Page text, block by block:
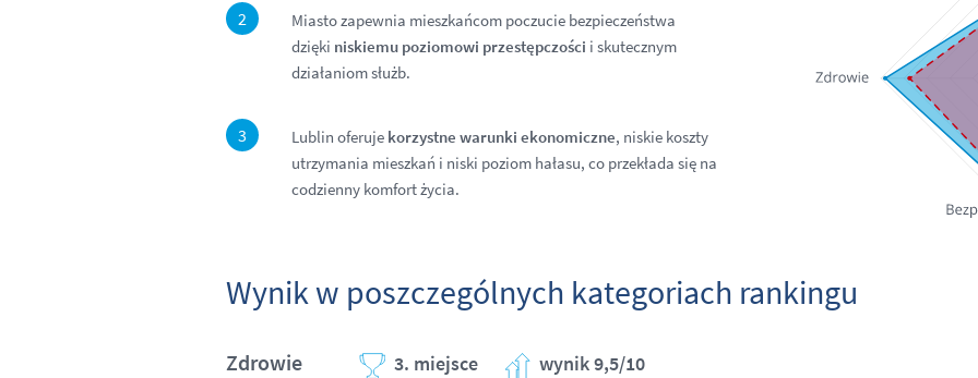
Miasto zapewnia mieszkańcom poczucie bezpieczeństwa
dzięki niskiemu poziomowi przestępczości i skutecznym
działaniom służb.
Lublin oferuje korzystne warunki ekonomiczne, niskie koszty
utrzymania mieszkań i niski poziom hałasu, co przekłada się na
codzienny komfort życia.
Wynik w poszczególnych kategoriach rankingu
Zdrowie 3. miejsce wynik 9,5/10